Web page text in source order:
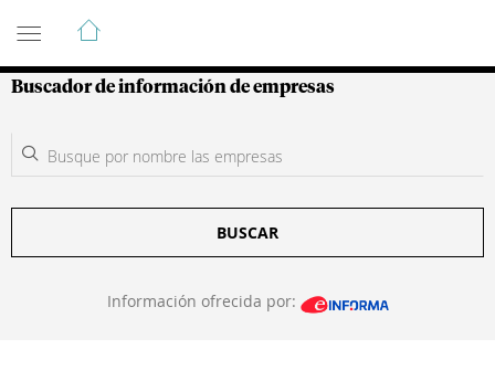
Guía de Empresas Colombianas
Buscador de información de empresas
BUSCAR
Información ofrecida por: